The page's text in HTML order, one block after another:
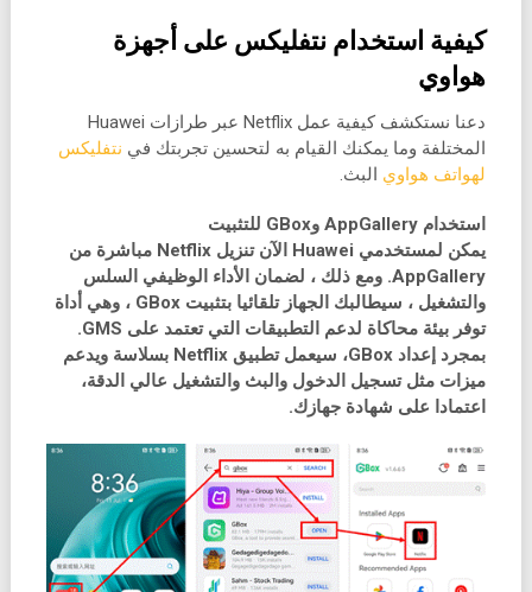
كيفية استخدام نتفليكس على أجهزة
هواوي
دعنا نستكشف كيفية عمل Netflix عبر طرازات Huawei
المختلفة وما يمكنك القيام به لتحسين تجربتك في نتفليكس
لهواتف هواوي البث.
استخدام AppGallery وGBox للتثبيت
يمكن لمستخدمي Huawei الآن تنزيل Netflix مباشرة من
AppGallery. ومع ذلك ، لضمان الأداء الوظيفي السلس
والتشغيل ، سيطالبك الجهاز تلقائيا بتثبيت GBox ، وهي أداة
توفر بيئة محاكاة لدعم التطبيقات التي تعتمد على GMS.
بمجرد إعداد GBox، سيعمل تطبيق Netflix بسلاسة ويدعم
ميزات مثل تسجيل الدخول والبث والتشغيل عالي الدقة،
اعتمادا على شهادة جهازك.